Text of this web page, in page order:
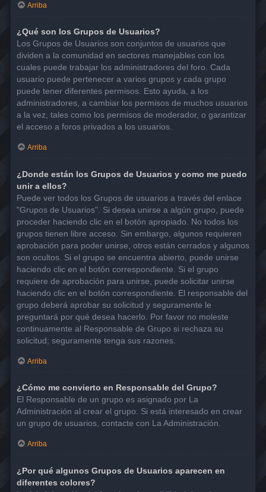
Arriba
¿Qué son los Grupos de Usuarios?
Los Grupos de Usuarios son conjuntos de usuarios que
dividen a la comunidad en sectores manejables con los
cuales puede trabajar los administradores del foro. Cada
usuario puede pertenecer a varios grupos y cada grupo
puede tener diferentes permisos. Esto ayuda, a los
administradores, a cambiar los permisos de muchos usuarios
a la vez, tales como los permisos de moderador, o garantizar
el acceso a foros privados a los usuarios.
Arriba
¿Donde están los Grupos de Usuarios y como me puedo
unir a ellos?
Puede ver todos los Grupos de usuarios a través del enlace
"Grupos de Usuarios". Si desea unirse a algún grupo, puede
proceder haciendo clic en el botón apropiado. No todos los
grupos tienen libre acceso. Sin embargo, algunos requieren
aprobación para poder unirse, otros están cerrados y algunos
son ocultos. Si el grupo se encuentra abierto, puede unirse
haciendo clic en el botón correspondiente. Si el grupo
requiere de aprobación para unirse, puede solicitar unirse
haciendo clic en el botón correspondiente. El responsable del
grupo deberá aprobar su solicitud y seguramente le
preguntará por qué desea hacerlo. Por favor no moleste
continuamente al Responsable de Grupo si rechaza su
solicitud; seguramente tenga sus razones.
Arriba
¿Cómo me convierto en Responsable del Grupo?
El Responsable de un grupo es asignado por La
Administración al crear el grupo. Si está interesado en crear
un grupo de usuarios, contacte con La Administración.
Arriba
¿Por qué algunos Grupos de Usuarios aparecen en
diferentes colores?